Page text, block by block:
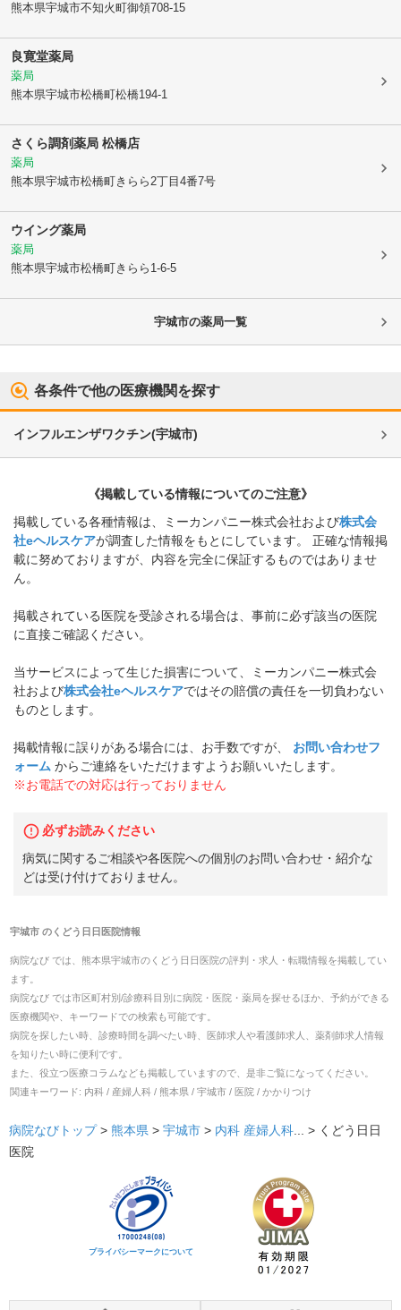
熊本県宇城市不知火町御領708-15
良寛堂薬局
薬局
熊本県宇城市松橋町松橋194-1
さくら調剤薬局 松橋店
薬局
熊本県宇城市松橋町きらら2丁目4番7号
ウイング薬局
薬局
熊本県宇城市松橋町きらら1-6-5
宇城市の薬局一覧
各条件で他の医療機関を探す
インフルエンザワクチン(宇城市)
《掲載している情報についてのご注意》
掲載している各種情報は、ミーカンパニー株式会社および株式会
社eヘルスケアが調査した情報をもとにしています。 正確な情報掲
載に努めておりますが、内容を完全に保証するものではありませ
ん。
掲載されている医院を受診される場合は、事前に必ず該当の医院
に直接ご確認ください。
当サービスによって生じた損害について、ミーカンパニー株式会
社および株式会社eヘルスケアではその賠償の責任を一切負わない
ものとします。
掲載情報に誤りがある場合には、お手数ですが、
お問い合わせフ
ォーム からご連絡をいただけますようお願いいたします。
※お電話での対応は行っておりません
必ずお読みください
病気に関するご相談や各医院への個別のお問い合わせ・紹介な
どは受け付けておりません。
宇城市のくどう日日医院情報
病院なび では、 熊本県宇城市のくどう日日医院の評判・求人・転職情報を掲載してい
ます。
病院なび では市区町村別/診療科目別に病院・医院・薬局を探せるほか、予約ができる
医療機関や、キーワードでの検索も可能です。
病院を探したい時、診療時間を調べたい時、医師求人や看護師求人、薬剤師求人情報
を知りたい時に便利です。
また、役立つ医療コラムなども掲載していますので、是非ご覧になってください。
関連キーワード: 内科 / 産婦人科 / 熊本県 / 宇城市 / 医院 / かかりつけ
病院なびトップ > 熊本県 > 宇城市 > 内科 産婦人科 ... > くどう日日
医院
プライバシーマークについて